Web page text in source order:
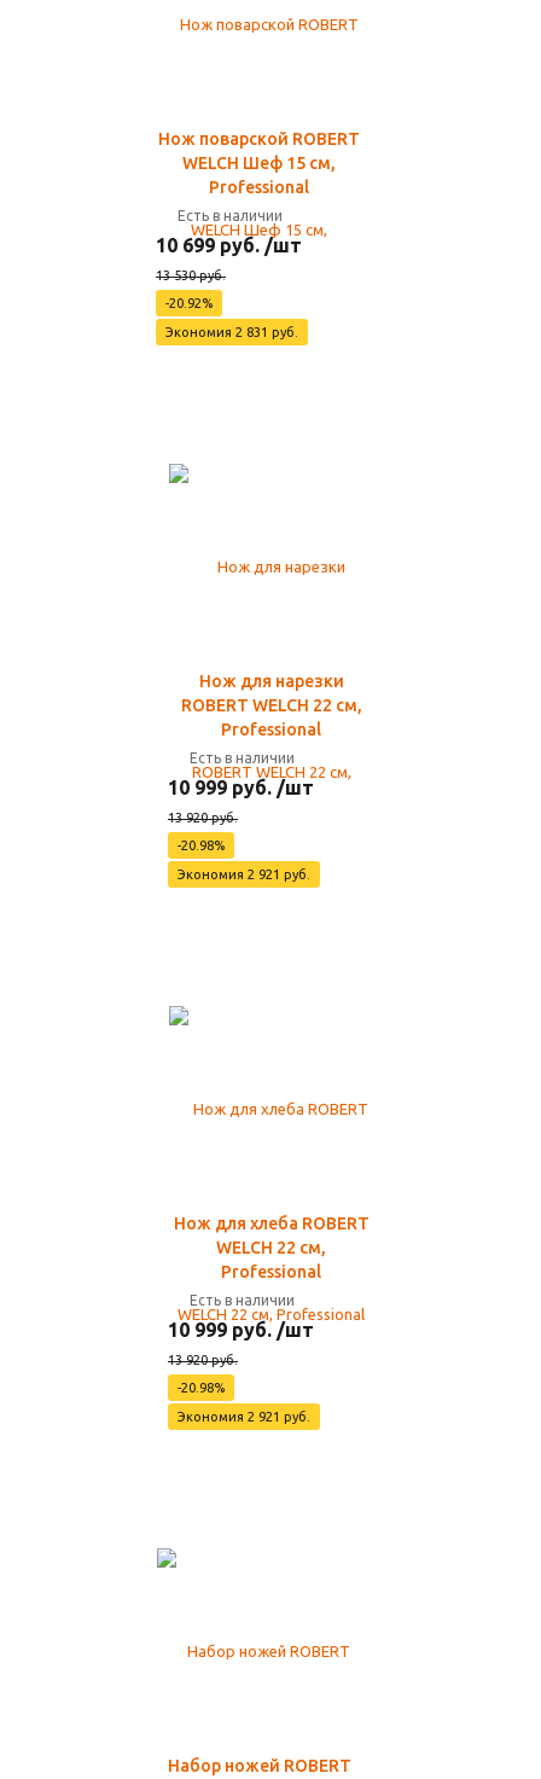
Нож поварской ROBERT
WELCH Шеф 15 см,
Professional
Есть в наличии
10 699 руб. /шт
13 530 руб.
-20.92%
Экономия 2 831 руб.
Нож для нарезки
ROBERT WELCH 22 см,
Professional
Есть в наличии
10 999 руб. /шт
13 920 руб.
-20.98%
Экономия 2 921 руб.
Нож для хлеба ROBERT
WELCH 22 см,
Professional
Есть в наличии
10 999 руб. /шт
13 920 руб.
-20.98%
Экономия 2 921 руб.
Набор ножей ROBERT